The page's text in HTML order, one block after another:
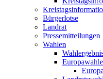
Bürgerlotse
Landrat
Pressemitteilungen
Wahlen